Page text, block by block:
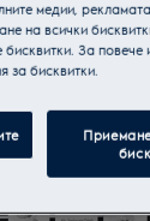
обработка
само
медии,
на всички
бисквитки. За
за бисквитки.